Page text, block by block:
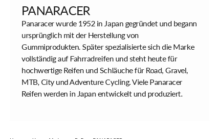
Sammlung:
PANARACER
Panaracer wurde 1952 in Japan gegründet und begann
ursprünglich mit der Herstellung von
Gummiprodukten. Später spezialisierte sich die Marke
vollständig auf Fahrradreifen und steht heute für
hochwertige Reifen und Schläuche für Road, Gravel,
MTB, City und Adventure Cycling. Viele Panaracer
Reifen werden in Japan entwickelt und produziert.